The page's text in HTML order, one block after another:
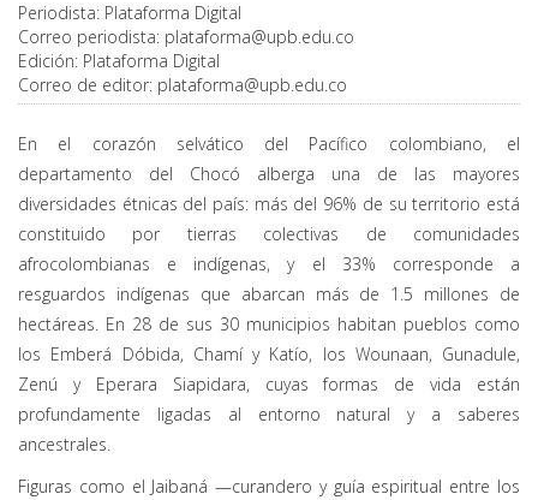
Periodista: Plataforma Digital
Correo periodista: plataforma@upb.edu.co
Edición: Plataforma Digital
Correo de editor: plataforma@upb.edu.co
En el corazón selvático del Pacífico colombiano, el
departamento del Chocó alberga una de las mayores
diversidades étnicas del país: más del 96% de su territorio está
constituido por tierras colectivas de comunidades
afrocolombianas e indígenas, y el 33% corresponde a
resguardos indígenas que abarcan más de 1.5 millones de
hectáreas. En 28 de sus 30 municipios habitan pueblos como
los Emberá Dóbida, Chamí y Katío, los Wounaan, Gunadule,
Zenú y Eperara Siapidara, cuyas formas de vida están
profundamente ligadas al entorno natural y a saberes
ancestrales.
Figuras como el Jaibaná —curandero y guía espiritual entre los